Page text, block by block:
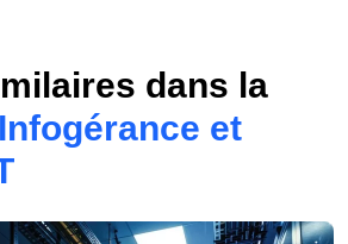
dans la
Infogérance et